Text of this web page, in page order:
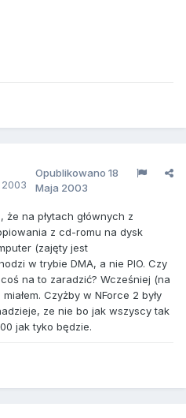
Opublikowano 18
Maja 2003
że na płytach głównych z
z cd-romu na dysk
(zajęty jest
w trybie DMA, a nie PIO. Czy
na to zaradzić? Wcześniej (na
Czyżby w NForce 2 były
ze nie bo jak wszyscy tak
jak tyko będzie.